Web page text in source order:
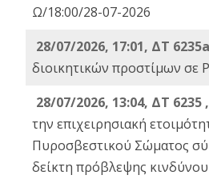
Ω/18:00/28-07-2026
28/07/2026, 17:01, ΔΤ
διοικητικών προστίμων σε
28/07/2026, 13:04, ΔΤ 6235 ,
την επιχειρησιακή
Πυροσβεστικού Σώματος
δείκτη πρόβλεψης κινδύνου